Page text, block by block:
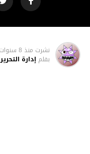
نشرت منذ 8 سنوات
بقلم إدارة التحرير